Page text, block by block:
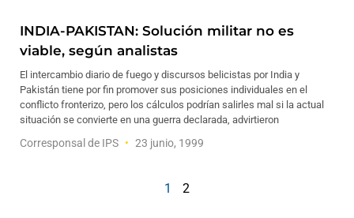
INDIA-PAKISTAN: Solución militar no es
viable, según analistas
El intercambio diario de fuego y discursos belicistas por India y
Pakistán tiene por fin promover sus posiciones individuales en el
conflicto fronterizo, pero los cálculos podrían salirles mal si la actual
situación se convierte en una guerra declarada, advirtieron
Corresponsal de IPS 23 junio, 1999
1 2